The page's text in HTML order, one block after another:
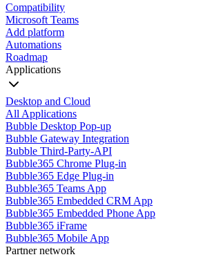
Compatibility
Microsoft Teams
Add platform
Automations
Roadmap
Applications
Desktop and Cloud
All Applications
Bubble Desktop Pop-up
Bubble Gateway Integration
Bubble Third-Party-API
Bubble365 Chrome Plug-in
Bubble365 Edge Plug-in
Bubble365 Teams App
Bubble365 Embedded CRM App
Bubble365 Embedded Phone App
Bubble365 iFrame
Bubble365 Mobile App
Partner network